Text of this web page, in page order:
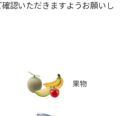
認いただきますようお願いし